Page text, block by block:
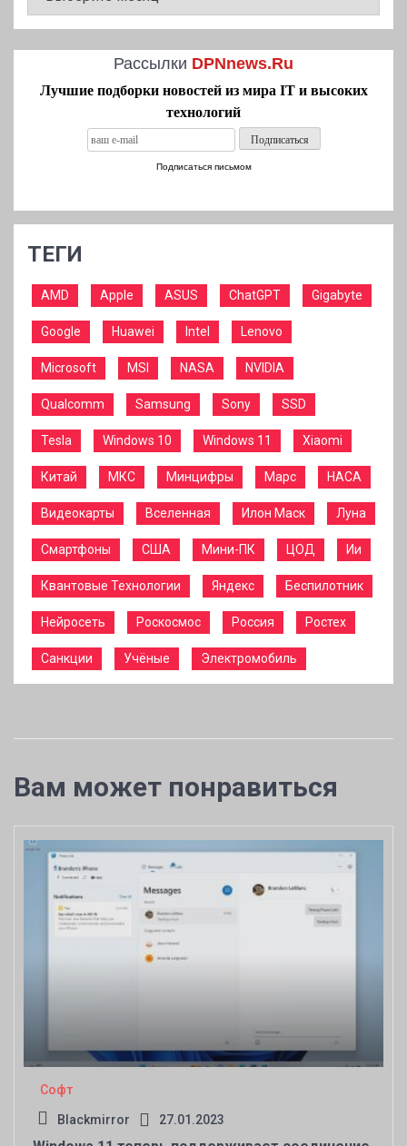
Рассылки DPNnews.Ru
Лучшие подборки новостей из мира IT и высоких
технологий
Подписаться письмом
ТЕГИ
AMD Apple ASUS ChatGPT Gigabyte
Google Huawei Intel Lenovo
Microsoft MSI NASA NVIDIA
Qualcomm Samsung Sony SSD
Tesla Windows 10 Windows 11 Xiaomi
Китай МКС Минцифры Марс НАСА
Видеокарты Вселенная Илон Маск Луна
Смартфоны США Мини-ПК ЦОД Ии
Квантовые Технологии Яндекс Беспилотник
Нейросеть Роскосмос Россия Ростех
Санкции Учёные Электромобиль
Вам может понравиться
Софт
Blackmirror 27.01.2023